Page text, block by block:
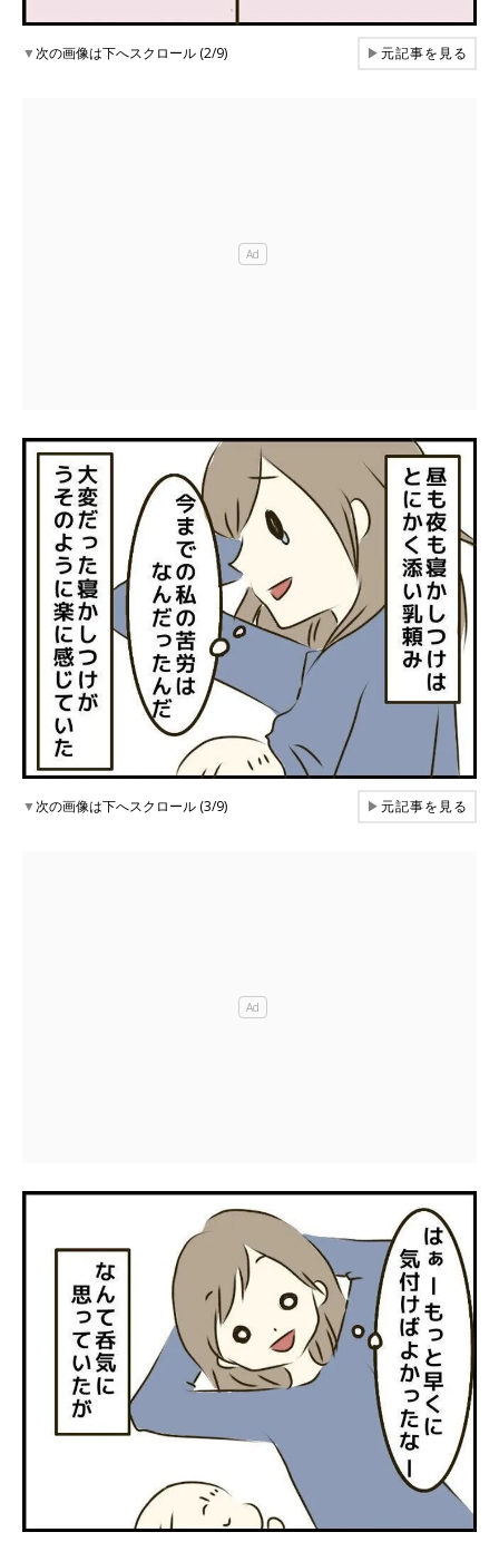
▼次の画像は下へスクロール (2/9) ▶元記事を見る
▼次の画像は下へスクロール (3/9) ▶元記事を見る